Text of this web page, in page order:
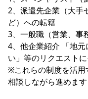
2、派遣先企業（大手
ど）への転籍
3、一般職（営業、事
4、他企業紹介 「地
い」等のリクエスト
※これらの制度を活用
相談しながら進めます